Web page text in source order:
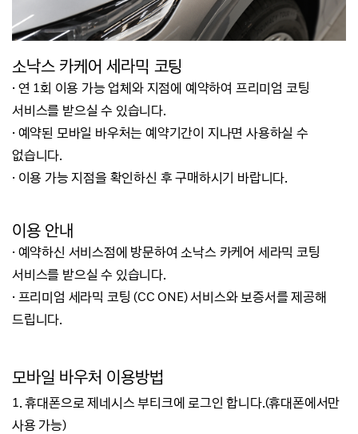
소낙스 카케어 세라믹 코팅
· 연 1회 이용 가능 업체와 지점에 예약하여 프리미엄 코팅
서비스를 받으실 수 있습니다.
· 예약된 모바일 바우처는 예약기간이 지나면 사용하실 수
없습니다.
· 이용 가능 지점을 확인하신 후 구매하시기 바랍니다.
이용 안내
· 예약하신 서비스점에 방문하여 소낙스 카케어 세라믹 코팅
서비스를 받으실 수 있습니다.
· 프리미엄 세라믹 코팅 (CC ONE) 서비스와 보증서를 제공해
드립니다.
모바일 바우처 이용방법
1. 휴대폰으로 제네시스 부티크에 로그인 합니다.(휴대폰에서만
사용 가능)